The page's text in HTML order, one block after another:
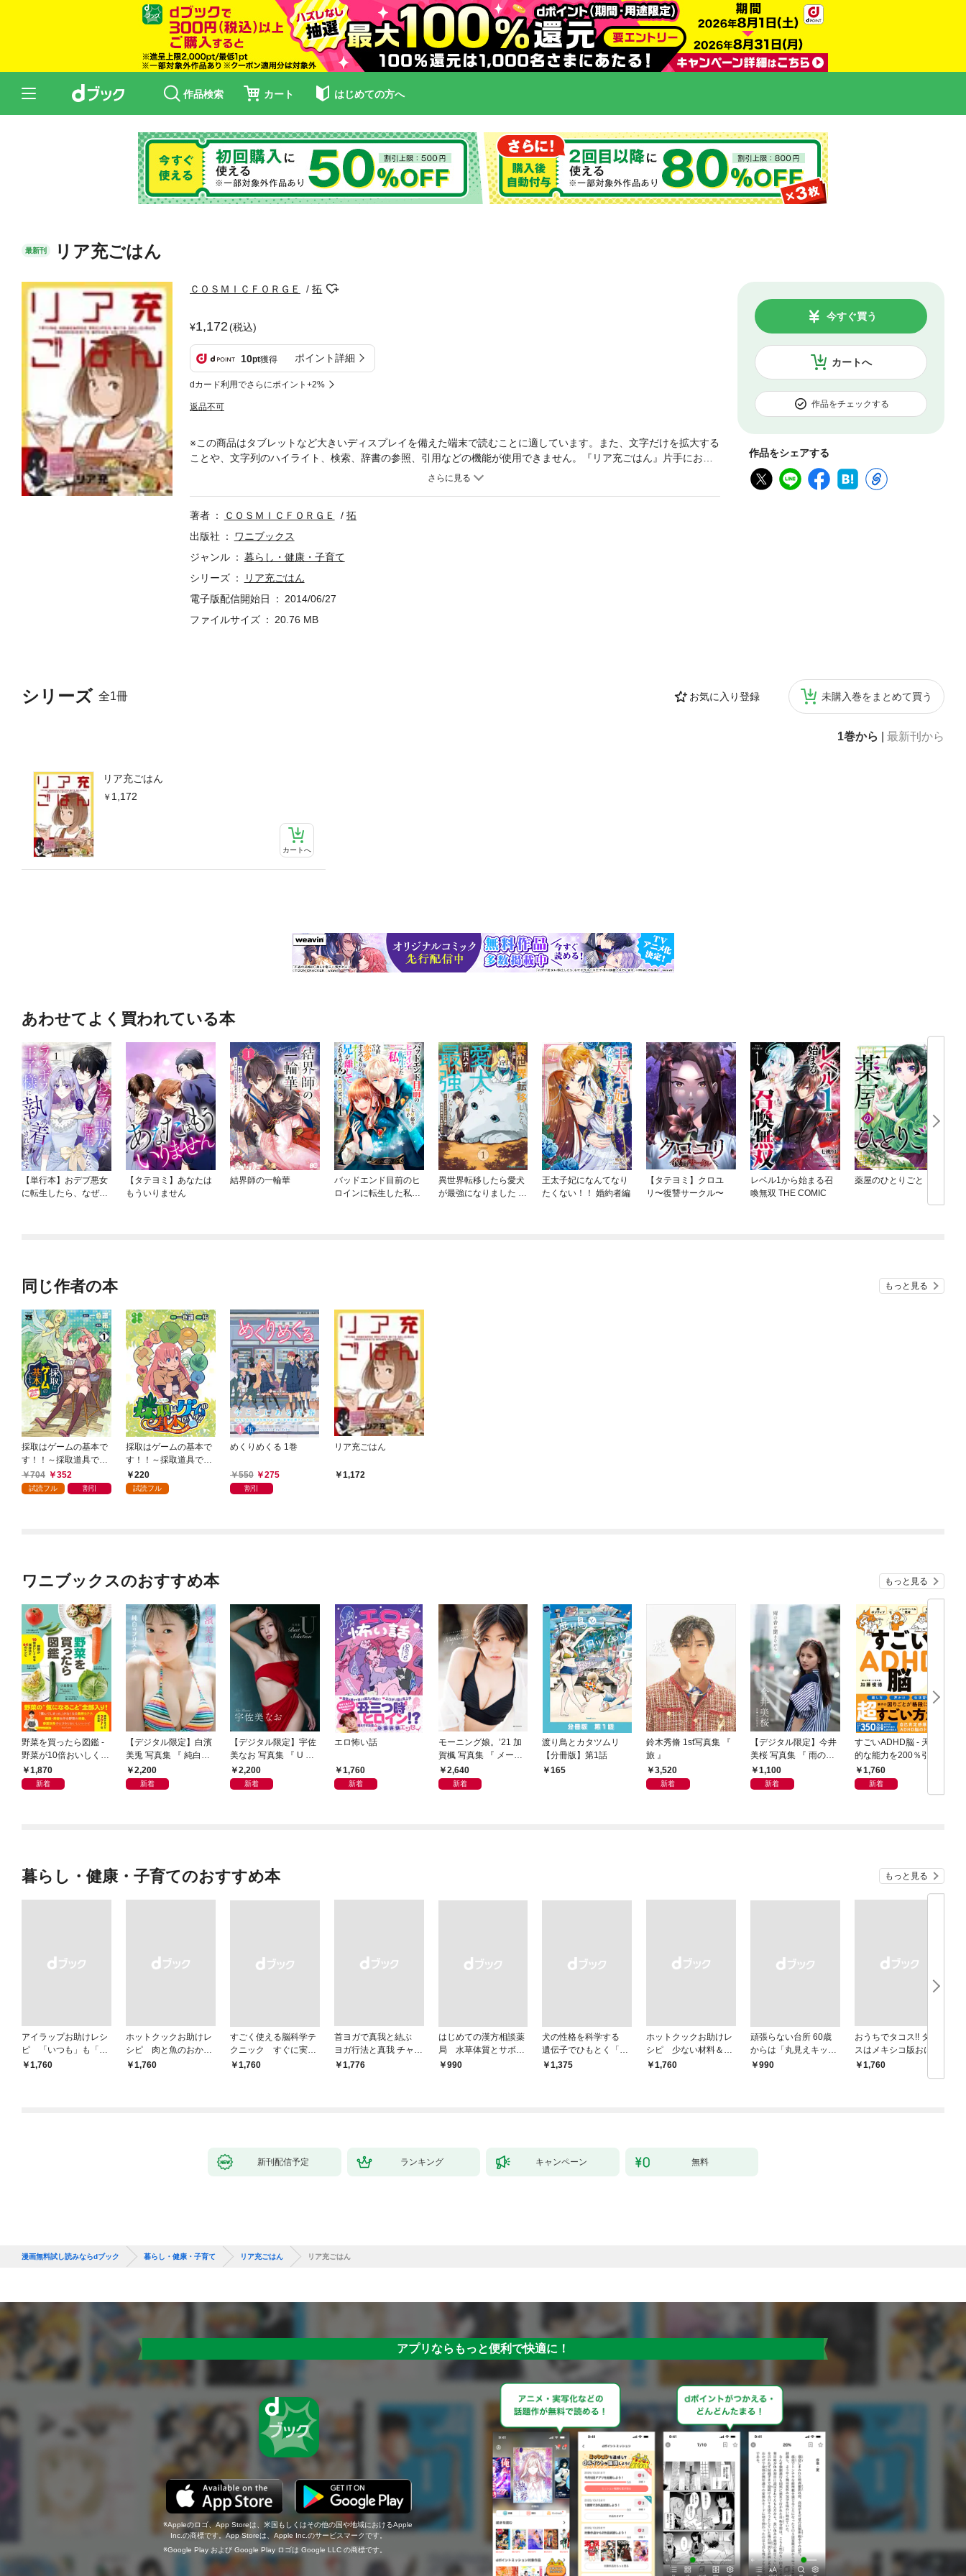
作品検索 カート はじめての方へ
最新刊 リア充ごはん
ＣＯＳＭＩＣＦＯＲＧＥ 拓
1,172(税込)
10pt獲得 ポイント詳細
dカード利用でさらにポイント+2%
返品不可
カートへ
今すぐ買う
作品をチェックする
作品をシェアする
シリーズ 全1冊 お気に入り登録 未購入巻をまとめて買う
1巻から 最新刊から
リア充ごはん
1,172
カートへ
※この商品はタブレットなど大きいディスプレイを備えた端末で読むことに適しています。また、文字だけを拡大する
ことや、文字列のハイライト、検索、辞書の参照、引用などの機能が使用できません。『リア充ごはん』片手におい
しい“家ごはん”を作ってみませんか？ 『リア充ごはん』は2009年12月のコミックマーケット79にて、サークル「COS
す。 本書は“リア充のため”のレシピブックではありません。“リア充になりたい人のため”のレシピブックを目指して制
作されています。 「普段あまり自炊をしないけど、挑戦してみたい！」とお考えの方を対象に全24のレシピの制作工
連載中の拓氏。さらに描き下ろしコミックも収録されています。
著者 ＣＯＳＭＩＣＦＯＲＧＥ
拓
出版社
ワニブックス
ジャンル
暮らし・健康・子育て
シリーズ
リア充ごはん
電子版配信開始日
2014/06/27
ファイルサイズ
20.76 MB
あわせてよく買われている本
【単行本】おデブ悪女
に転生したら、なぜか
【タテヨミ】あなたは
もういりません
結界師の一輪華
バッドエンド目前のヒ
ロインに転生した私、
異世界転移したら愛犬
が最強になりました ～
王太子妃になんてなり
たくない！！ 婚約者編
【タテヨミ】クロユ
リ〜復讐サークル〜
レベル1から始まる召
喚無双 THE COMIC
薬屋のひとりごと
同じ作者の本 もっと見る
採取はゲームの基本で
す！！～採取道具でだ
って戦えます～【電子
単行本】 1
704 352
試読フル 割引
採取はゲームの基本で
す！！～採取道具でだ
って戦えます～(話売
り) #1
220
試読フル
めくりめくる 1巻
550 275
割引
リア充ごはん
1,172
ワニブックスのおすすめ本 もっと見る
野菜を買ったら図鑑 -
野菜が10倍おいしくな
る保存法と64のレシピ
-
1,870
新着
【デジタル限定】白濱
美兎 写真集 『 純白の
プリズム 』
2,200
新着
【デジタル限定】宇佐
美なお 写真集 『 U ～
Best Selection ～ 』
2,200
新着
エロ怖い話
1,760
新着
モーニング娘。’21 加
賀楓 写真集 『 メープ
ルシュガー 』
2,640
新着
渡り鳥とカタツムリ
【分冊版】第1話
165
鈴木秀脩 1st写真集 『
旅 』
3,520
新着
【デジタル限定】今井
美桜 写真集 『 雨の音
を聞きながら 』
1,100
新着
すごいADHD脳 - 天才
的な能力を200％引き
出す方法 -
1,760
新着
暮らし・健康・子育てのおすすめ本 もっと見る
アイラップお助けレシ
ピ 「いつも」も「も
しも」もおいしい！
￥1,760
ホットクックお助けレ
シピ 肉と魚のおか
ず 少ない材料＆調味
￥1,760
すごく使える脳科学テ
クニック すぐに実践
したくなる
￥1,760
首ヨガで真我と結ぶ
ヨガ行法と真我 チャク
ラと真我の関係 クンダ
￥1,776
はじめての漢方相談薬
局 水草体質とサボテ
ン体質
￥990
犬の性格を科学する
遺伝子でひもとく「最
良の友」の進化
￥1,375
ホットクックお助けレ
シピ 少ない材料＆調
味料で、あとはスイッ
￥1,760
頑張らない台所 60歳
からは「丸見えキッチ
ン」でラクしておいし
￥990
おうちでタコス!! タコ
スはメキシコ版おにぎ
りだ！
￥1,760
新刊配信予定 ランキング キャンペーン 無料
漫画無料試し読みならdブック 暮らし・健康・子育て リア充ごはん リア充ごはん
アプリならもっと便利で快適に！
Appleのロゴ、App Storeは、米国もしくはその他の国や地域におけるApple
Inc.の商標です。App Storeは、Apple Inc.のサービスマークです。
Google Play および Google Play ロゴは Google LLC の商標です。